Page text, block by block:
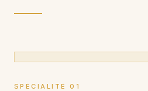
SPÉCIALITÉ 01